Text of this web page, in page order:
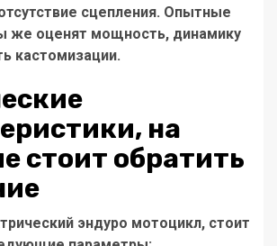
сцепления. Опытные
же оценят мощность, динамику
кастомизации.
на
стоит обратить
эндуро мотоцикл, стоит